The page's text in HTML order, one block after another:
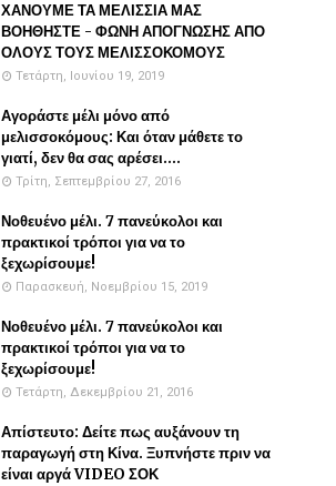
ΧΑΝΟΥΜΕ ΤΑ ΜΕΛΙΣΣΙΑ ΜΑΣ
ΒΟΗΘΗΣΤΕ - ΦΩΝΗ ΑΠΟΓΝΩΣΗΣ ΑΠΟ
ΟΛΟΥΣ ΤΟΥΣ ΜΕΛΙΣΣΟΚΟΜΟΥΣ
Τετάρτη, Ιουνίου 19, 2019
Αγοράστε μέλι μόνο από
μελισσοκόμους: Και όταν μάθετε το
γιατί, δεν θα σας αρέσει....
Τρίτη, Σεπτεμβρίου 27, 2016
Νοθευένο μέλι. 7 πανεύκολοι και
πρακτικοί τρόποι για να το
ξεχωρίσουμε!
Παρασκευή, Νοεμβρίου 15, 2019
Νοθευένο μέλι. 7 πανεύκολοι και
πρακτικοί τρόποι για να το
ξεχωρίσουμε!
Τετάρτη, Δεκεμβρίου 21, 2016
Απίστευτο: Δείτε πως αυξάνουν τη
παραγωγή στη Κίνα. Ξυπνήστε πριν να
είναι αργά VIDEO ΣΟΚ